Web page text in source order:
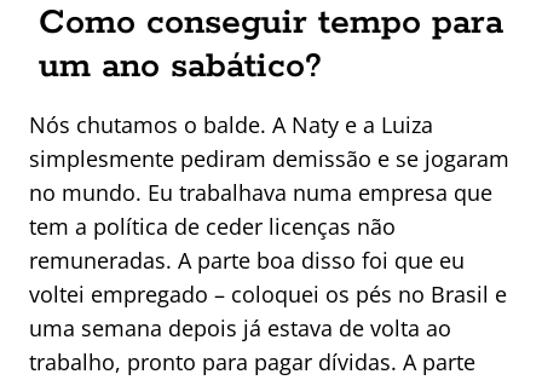
Como conseguir tempo para
um ano sabático?
Nós chutamos o balde. A Naty e a Luiza
simplesmente pediram demissão e se jogaram
no mundo. Eu trabalhava numa empresa que
tem a política de ceder licenças não
remuneradas. A parte boa disso foi que eu
voltei empregado – coloquei os pés no Brasil e
uma semana depois já estava de volta ao
trabalho, pronto para pagar dívidas. A parte